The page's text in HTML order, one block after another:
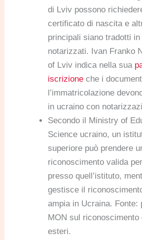
di Lviv possono
certificato di nascita e
principali siano tradotti
notarizzati. Ivan Franko
of Lviv indica nella sua
iscrizione che i
l’immatricolazione
in ucraino con
Secondo il Ministry of
Science ucraino, un
superiore può prendere
riconoscimento valida
presso quell’istituto,
gestisce il
ampia in Ucraina. Fonte:
MON sul riconoscimento
esteri.